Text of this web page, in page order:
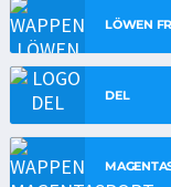
LÖWEN
DEL